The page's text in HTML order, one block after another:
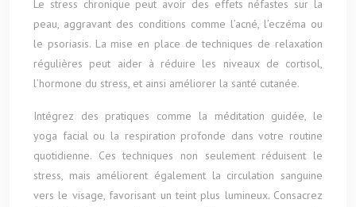
Le stress chronique peut avoir des effets néfastes sur la
peau, aggravant des conditions comme l’acné, l’eczéma ou
le psoriasis. La mise en place de techniques de relaxation
régulières peut aider à réduire les niveaux de cortisol,
l’hormone du stress, et ainsi améliorer la santé cutanée.
Intégrez des pratiques comme la méditation guidée, le
yoga facial ou la respiration profonde dans votre routine
quotidienne. Ces techniques non seulement réduisent le
stress, mais améliorent également la circulation sanguine
vers le visage, favorisant un teint plus lumineux. Consacrez